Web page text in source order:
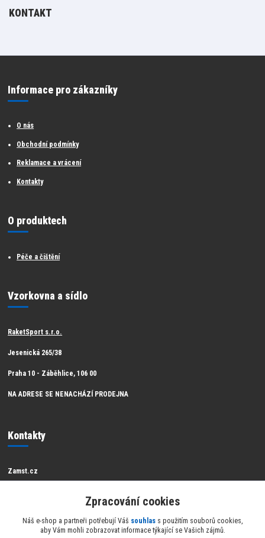
KONTAKT
Informace pro zákazníky
O nás
Obchodní podmínky
Reklamace a vrácení
Kontakty
O produktech
Péče a čištění
Vzorkovna a sídlo
RaketSport s.r.o.
Jesenická 265/38
Praha 10 - Záběhlice, 106 00
NA ADRESE SE NENACHÁZÍ PRODEJNA
Kontakty
Zamst.cz
Zákaznická podpora Zamst
info@raketsport.cz
Zpracování cookies
Náš e-shop a partneři potřebují Váš souhlass použitím souborů cookies,
aby Vám mohli zobrazovat informace týkající se Vašich zájmů.